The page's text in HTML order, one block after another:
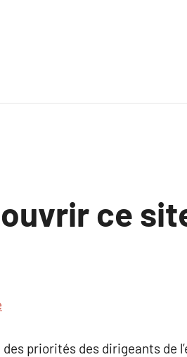
ce
priorités des dirigeants de